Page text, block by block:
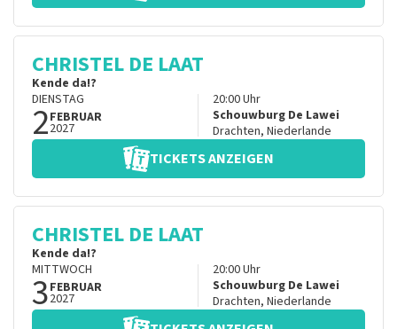
CHRISTEL DE LAAT
Kende da!?
DIENSTAG
2FEBRUAR
2027
20:00Uhr
Schouwburg De Lawei
Drachten, Niederlande
TICKETS ANZEIGEN
CHRISTEL DE LAAT
Kende da!?
MITTWOCH
3FEBRUAR
2027
20:00Uhr
Schouwburg De Lawei
Drachten, Niederlande